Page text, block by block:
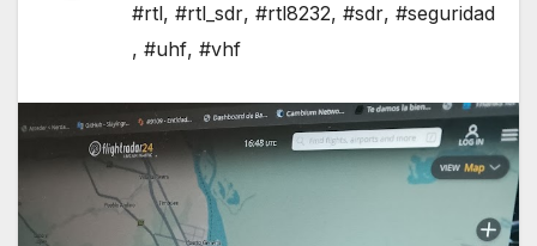
#rtl, #rtl_sdr, #rtl8232, #sdr, #seguridad
, #uhf, #vhf